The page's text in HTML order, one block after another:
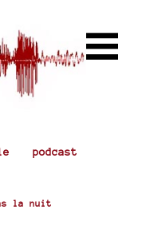
podcast
la nuit